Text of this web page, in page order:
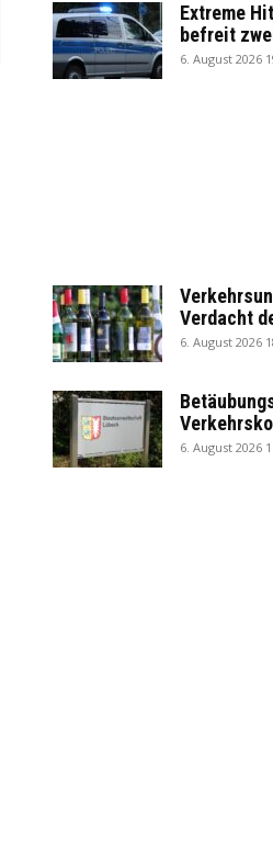
Extreme
befreit
6. August 2026
Verdacht
6. August 2026
6. August 2026